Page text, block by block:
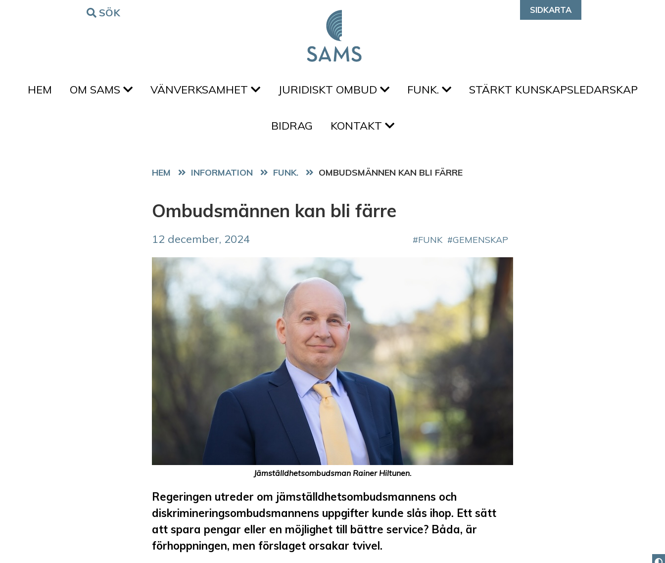
Hoppa till innehålletSÖK SIDKARTA
HEM OM SAMS VÄNVERKSAMHET JURIDISKT OMBUD FUNK. STÄRKT KUNSKAPSLEDARSKAP
BIDRAG KONTAKT
HEM FUNK. OMBUDSMÄNNEN KAN BLI FÄRRE
Ombudsmännen kan bli färre
12 december, 2024 FUNK GEMENSKAP
Jämställdhetsombudsman Rainer Hiltunen.
Regeringen utreder om jämställdhetsombudsmannens och
diskrimineringsombudsmannens uppgifter kunde slås ihop. Ett sätt
att spara pengar eller en möjlighet till bättre service? Båda, är
förhoppningen, men förslaget orsakar tvivel.